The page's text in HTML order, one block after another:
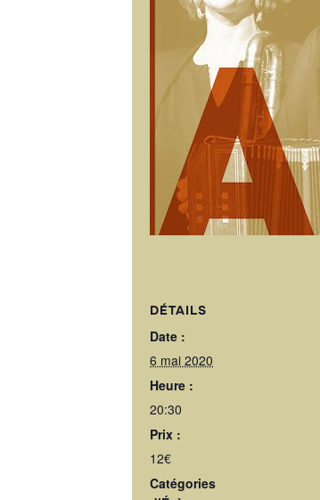
DÉTAILS
Date :
6 mai 2020
Heure :
20:30
Prix :
12€
Catégories